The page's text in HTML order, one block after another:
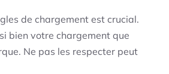
de chargement est crucial.
bien votre chargement que
Ne pas les respecter peut